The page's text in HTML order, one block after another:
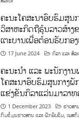
ຄະນະໂຄສະນາອົບຮົມສູນ
ວິສາຫະກິດຖືຮຸ້ນລາວສ້າ
ເຕະບານເພື່ອຕ້ອນຮັບກອ
17 June 2024 ກິລາ ແລະ ສິລ
ຄະນະນຳ ແລະ ພະນັກງາ
ໂຄສະນາອົບຮົມສູນກາງພັ
ແຂ່ງຂັນກິລາແລ່ນມາລາ
1 December 2023 ຂ່າວສ
ກົມຂໍ້ມູນຂ່າວສານ ແລະ ຝຶກອົບຮົມ,ເພສກົ